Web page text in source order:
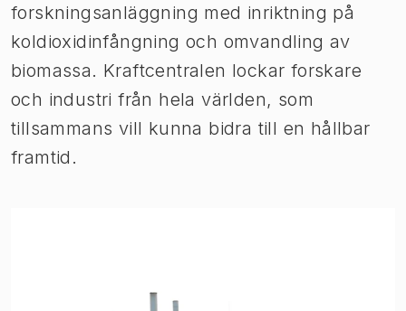
forskningsanläggning med inriktning på
koldioxidinfångning och omvandling av
biomassa. Kraftcentralen lockar forskare
och industri från hela världen, som
tillsammans vill kunna bidra till en hållbar
framtid.